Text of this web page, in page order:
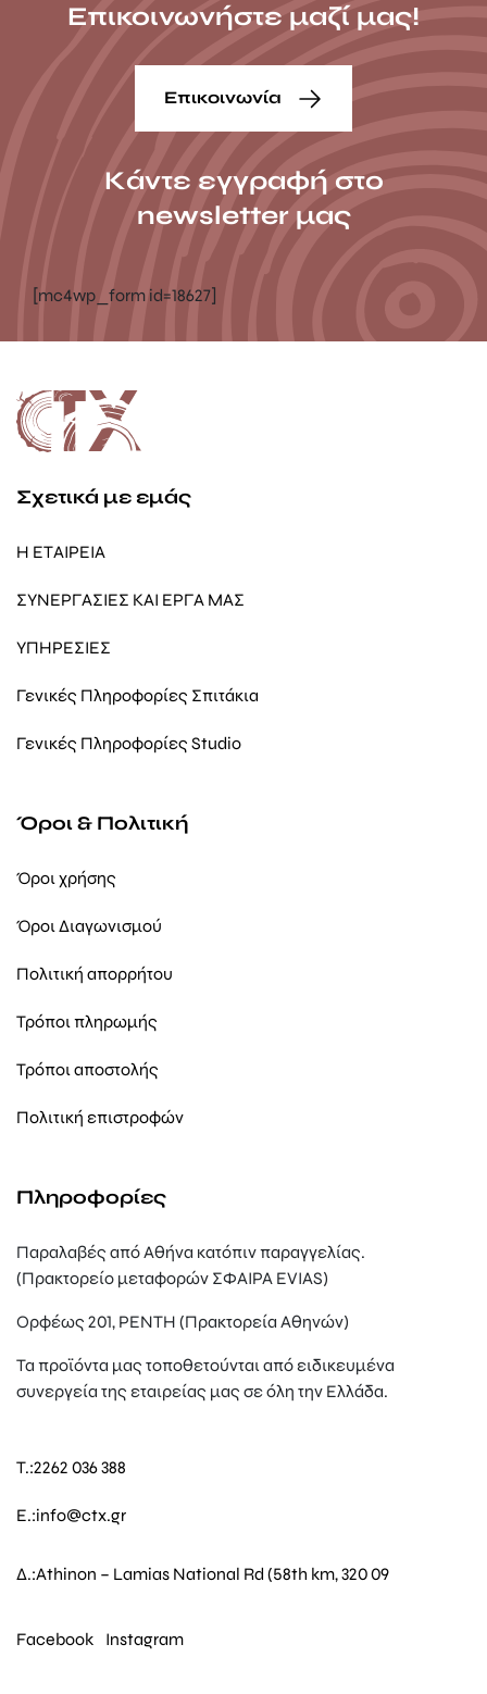
Επικοινωνήστε μαζί μας!
Επικοινωνία
Κάντε εγγραφή στο
newsletter μας
[mc4wp_form id=18627]
Σχετικά με εμάς
Η ΕΤΑΙΡΕΙΑ
ΣΥΝΕΡΓΑΣΙΕΣ ΚΑΙ ΕΡΓΑ ΜΑΣ
ΥΠΗΡΕΣΙΕΣ
Γενικές Πληροφορίες Σπιτάκια
Γενικές Πληροφορίες Studio
Όροι & Πολιτική
Όροι χρήσης
Όροι Διαγωνισμού
Πολιτική απορρήτου
Τρόποι πληρωμής
Τρόποι αποστολής
Πολιτική επιστροφών
Πληροφορίες
Παραλαβές από Αθήνα κατόπιν παραγγελίας.
(Πρακτορείο μεταφορών ΣΦΑΙΡΑ EVIAS)
Ορφέως 201, ΡΕΝΤΗ (Πρακτορεία Αθηνών)
Τα προϊόντα μας τοποθετούνται από ειδικευμένα
συνεργεία της εταιρείας μας σε όλη την Ελλάδα.
T.:2262 036 388
E.:info@ctx.gr
Δ.:Athinon – Lamias National Rd (58th km, 320 09
Facebook Instagram